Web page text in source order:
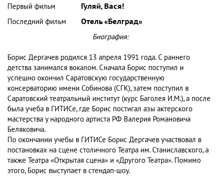
Первый фильм
Гуляй, Вася!
Последний фильм
Отель «Белград»
Биография:
Борис Дергачев родился 13 апреля 1991 года. С раннего
детства занимался вокалом. Сначала Борис поступил и
успешно окончил Саратовскую государственную
консерваторию имени Собинова (СГК), затем поступил в
Саратовский театральный институт (курс Баголея И.М.), а после
была учеба в ГИТИСе, где Борис постигал азы актерского
мастерства у народного артиста РФ Валерия Романовича
Беляковича.
По окончании учебы в ГИТИСе Борис Дергачев участвовал в
постановках на сцене столичного Театра им. Станиславского, а
также Театра «Открытая сцена» и «Другого Театра». Помимо
этого, Борис выступает в стендап-шоу.